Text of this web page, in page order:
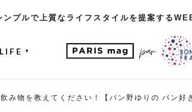
ンプルで上質なライフスタイルを提案する
LIFE ▼
み物を教えてください！【パン野ゆりの パン好